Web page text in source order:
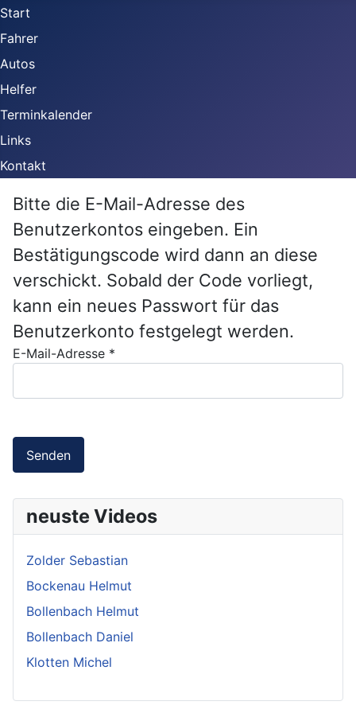
Start
Fahrer
Autos
Helfer
Terminkalender
Links
Kontakt
Bitte die E-Mail-Adresse des
Benutzerkontos eingeben. Ein
Bestätigungscode wird dann an diese
verschickt. Sobald der Code vorliegt,
kann ein neues Passwort für das
Benutzerkonto festgelegt werden.
E-Mail-Adresse *
Senden
neuste Videos
Zolder Sebastian
Bockenau Helmut
Bollenbach Helmut
Bollenbach Daniel
Klotten Michel